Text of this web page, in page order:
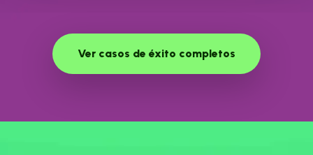
Ver casos de éxito completos